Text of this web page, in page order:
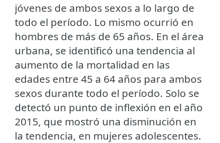
jóvenes de ambos sexos a lo largo de
todo el período. Lo mismo ocurrió en
hombres de más de 65 años. En el área
urbana, se identificó una tendencia al
aumento de la mortalidad en las
edades entre 45 a 64 años para ambos
sexos durante todo el período. Solo se
detectó un punto de inflexión en el año
2015, que mostró una disminución en
la tendencia, en mujeres adolescentes.